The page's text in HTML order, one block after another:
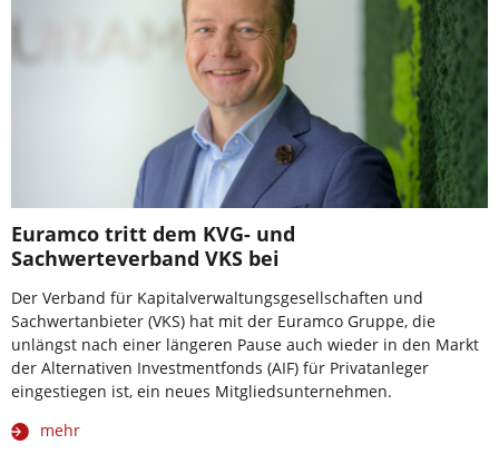
Euramco tritt dem KVG- und
Sachwerteverband VKS bei
Der Verband für Kapitalverwaltungsgesellschaften und
Sachwertanbieter (VKS) hat mit der Euramco Gruppe, die
unlängst nach einer längeren Pause auch wieder in den Markt
der Alternativen Investmentfonds (AIF) für Privatanleger
eingestiegen ist, ein neues Mitgliedsunternehmen.
mehr